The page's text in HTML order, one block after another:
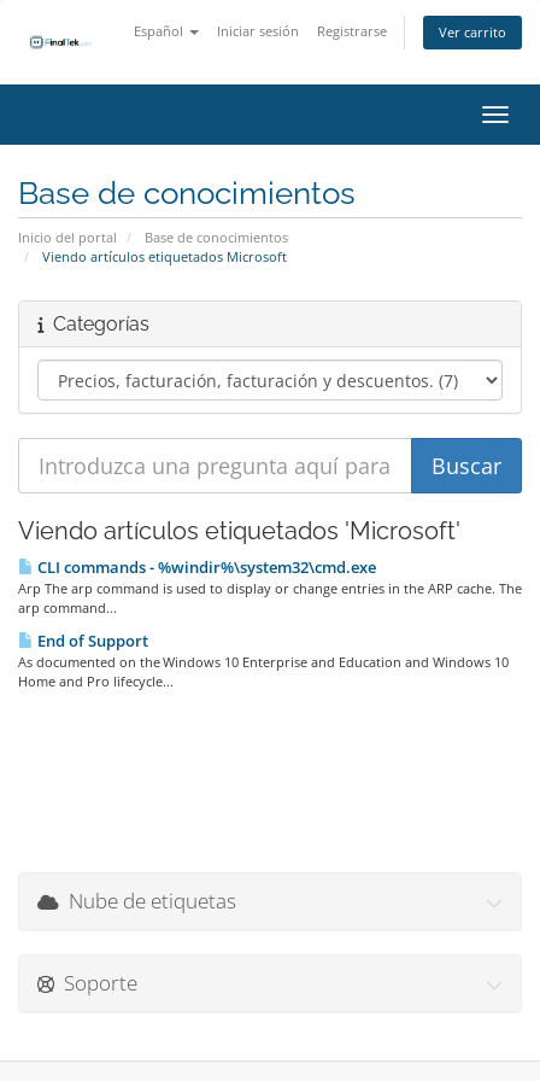
Español Iniciar sesión Registrarse Ver carrito
Base de conocimientos
Inicio del portal
Base de conocimientos
Viendo artículos etiquetados Microsoft
Categorías
Viendo artículos etiquetados 'Microsoft'
CLI commands - %windir%\system32\cmd.exe
Arp The arp command is used to display or change entries in the ARP cache. The
arp command...
End of Support
As documented on the Windows 10 Enterprise and Education and Windows 10
Home and Pro lifecycle...
Nube de etiquetas
Soporte